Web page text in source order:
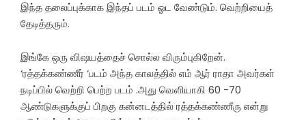
இந்த தலைப்புக்காக இந்தப் படம் ஓட வேண்டும். வெற்றியைத்
தேடித்தரும்.
இங்கே ஒரு விஷயத்தைச் சொல்ல விரும்புகிறேன்.
‘ரத்தக்கண்ணீர் ‘படம் அந்த காலத்தில் எம் ஆர் ராதா அவர்கள்
நடிப்பில் வெற்றி பெற்ற படம் .அது வெளியாகி 60 -70
ஆண்டுகளுக்குப் பிறகு கன்னடத்தில் ரத்தக்கண்ணீரு என்று